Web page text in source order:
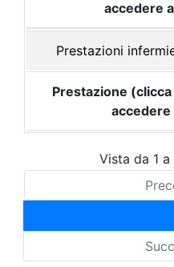
accedere
Prestazioni
Prestazione
accedere
Vista da 1 a